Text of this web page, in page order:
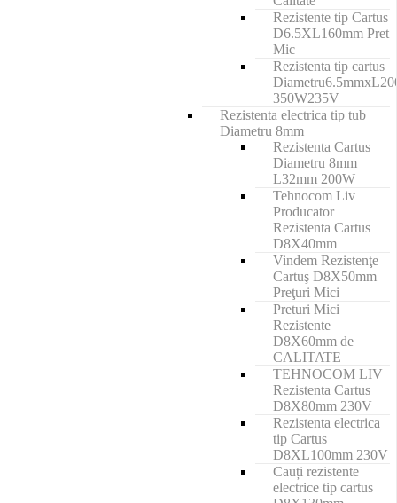
Rezistente tip Cartus
D6.5XL160mm Pret
Mic
Rezistenta tip cartus
350W235V
Rezistenta electrica tip tub
Diametru 8mm
Rezistenta Cartus
Diametru 8mm
L32mm 200W
Tehnocom Liv
Producator
Rezistenta Cartus
D8X40mm
Vindem Rezistenţe
Cartuş D8X50mm
Preţuri Mici
Preturi Mici
Rezistente
D8X60mm de
CALITATE
TEHNOCOM LIV
Rezistenta Cartus
D8X80mm 230V
Rezistenta electrica
tip Cartus
D8XL100mm 230V
Cauți rezistente
electrice tip cartus